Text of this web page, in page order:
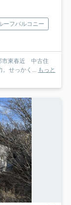
ーフバルコニー
市東春近 中古住
。せっかく... もっと